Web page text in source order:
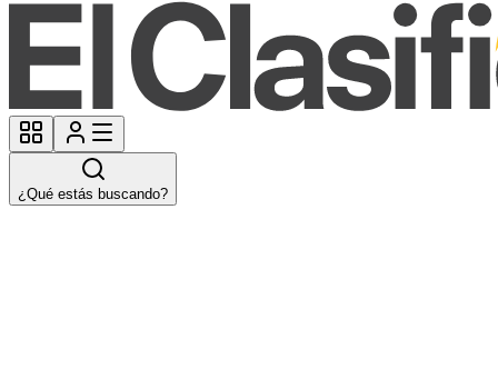
¿Qué estás buscando?